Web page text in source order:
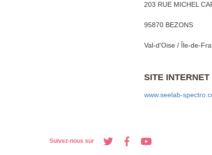
203 RUE MICHEL
95870 BEZONS
Val-d'Oise / Île-de-
SITE INTERNET
www.seelab-
Suivez-nous sur